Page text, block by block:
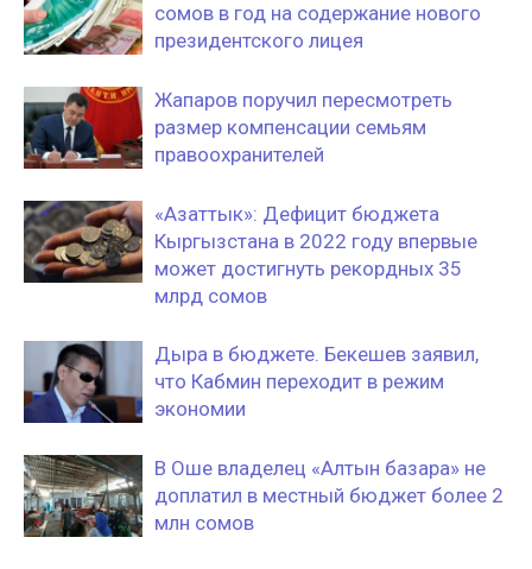
сомов в год на содержание нового
президентского лицея
Жапаров поручил пересмотреть
размер компенсации семьям
правоохранителей
«Азаттык»: Дефицит бюджета
Кыргызстана в 2022 году впервые
может достигнуть рекордных 35
млрд сомов
Дыра в бюджете. Бекешев заявил,
что Кабмин переходит в режим
экономии
В Оше владелец «Алтын базара» не
доплатил в местный бюджет более 2
млн сомов